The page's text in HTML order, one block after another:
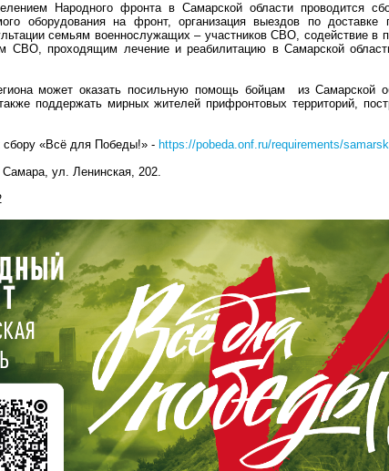
Народного фронта в Самарской области проводится
оборудования на фронт, организация выездов по доставке
семьям военнослужащих – участников СВО, содействие в
СВО, проходящим лечение и реабилитацию в Самарской
может оказать посильную помощь бойцам из Самарской
поддержать мирных жителей прифронтовых территорий,
сбору «Всё для Победы!» - https://pobeda.onf.ru/requirements/
Самара, ул. Ленинская, 202.